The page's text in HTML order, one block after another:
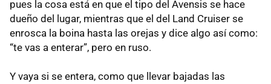
pues la cosa está en que el tipo del Avensis se hace
dueño del lugar, mientras que el del Land Cruiser se
enrosca la boina hasta las orejas y dice algo así como:
“te vas a enterar”, pero en ruso.
Y vaya si se entera, como que llevar bajadas las